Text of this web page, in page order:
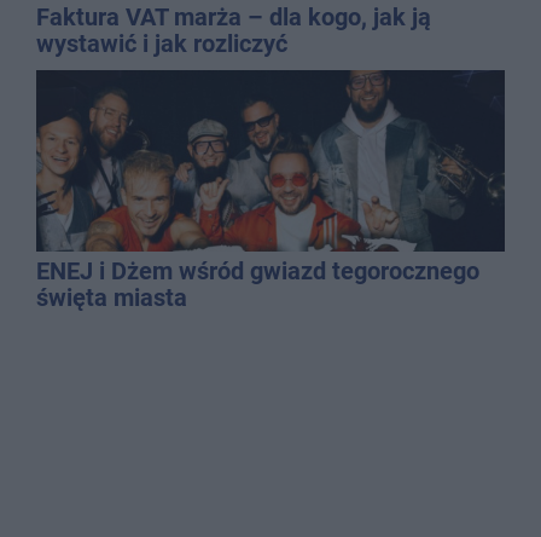
Faktura VAT marża – dla kogo, jak ją
wystawić i jak rozliczyć
ENEJ i Dżem wśród gwiazd tegorocznego
święta miasta